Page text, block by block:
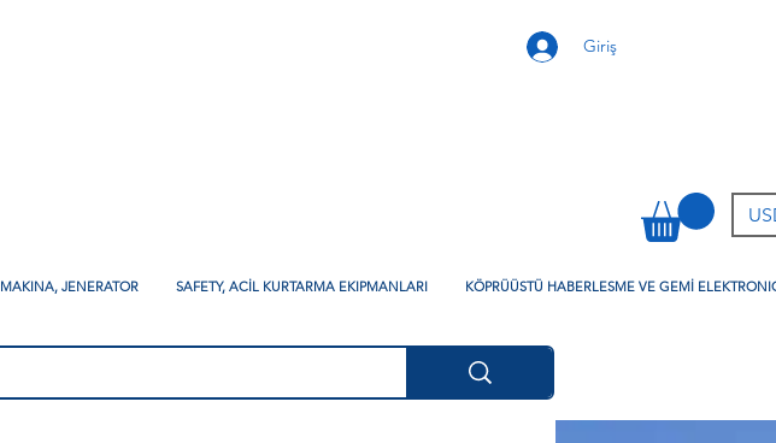
Giriş
MAKINA, JENERATOR SAFETY, ACİL KURTARMA EKIPMANLARI KÖPRÜÜSTÜ HABERLESME VE GEMİ